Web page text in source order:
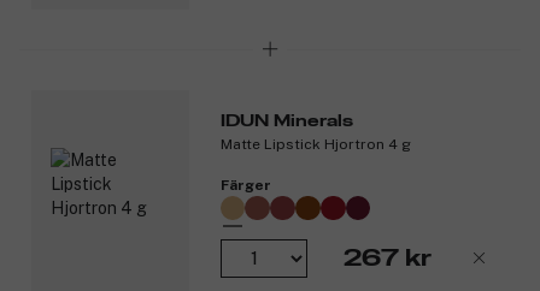
- Lång hållbarhet.
Produktnummer: 3065367
IDUN Minerals
Matte Lipstick Hjortron 4 g
Färger
267 kr